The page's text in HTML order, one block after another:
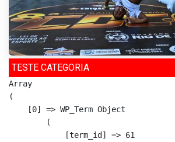
TESTE CATEGORIA
Array
(
    [0] => WP_Term Object
        (
            [term_id] => 61